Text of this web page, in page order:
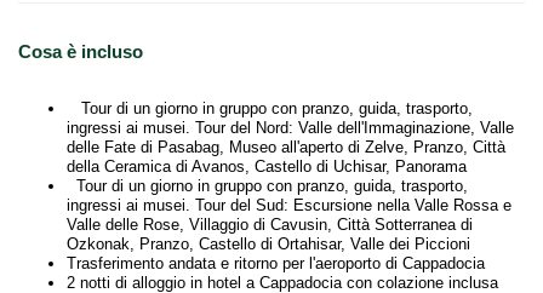
Cosa è incluso
Tour di un giorno in gruppo con pranzo, guida, trasporto,
ingressi ai musei. Tour del Nord: Valle dell'Immaginazione, Valle
delle Fate di Pasabag, Museo all'aperto di Zelve, Pranzo, Città
della Ceramica di Avanos, Castello di Uchisar, Panorama
Tour di un giorno in gruppo con pranzo, guida, trasporto,
ingressi ai musei. Tour del Sud: Escursione nella Valle Rossa e
Valle delle Rose, Villaggio di Cavusin, Città Sotterranea di
Ozkonak, Pranzo, Castello di Ortahisar, Valle dei Piccioni
Trasferimento andata e ritorno per l'aeroporto di Cappadocia
2 notti di alloggio in hotel a Cappadocia con colazione inclusa